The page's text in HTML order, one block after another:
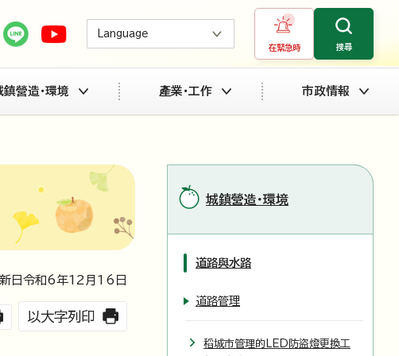
Language
在緊急時 搜尋
鎮營造・環境 產業・工作 市政情報
日令和6年12 月 16 日
以大字列印
城鎮營造・環境
道路與水路
道路管理
稻城市管理的LED防盜燈更換工